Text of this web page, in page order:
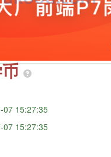
07 15:27:35
07 15:27:35